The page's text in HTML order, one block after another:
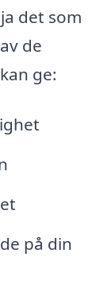
det som
de
ge:
på din